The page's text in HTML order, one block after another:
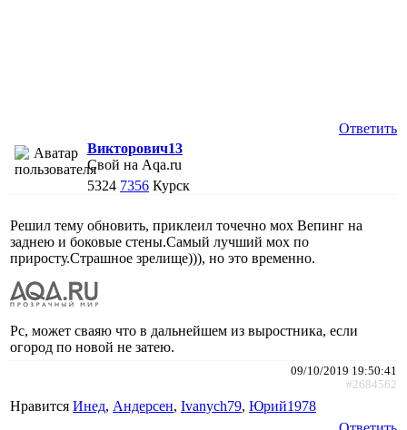
Ответить
Викторович13
Свой на Aqa.ru
5324 7356 Курск
Решил тему обновить, приклеил точечно мох Вепинг на
заднею и боковые стены.Самый лучший мох по
приросту.Страшное зрелище))), но это временно.
Рс, может сваяю что в дальнейшем из выростника, если
огород по новой не затею.
09/10/2019 19:50:41
#2684562
Нравится Инед, Андерсен, Ivanych79, Юрий1978